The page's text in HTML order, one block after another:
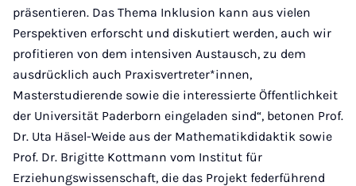
präsentieren. Das Thema Inklusion kann aus vielen
Perspektiven erforscht und diskutiert werden, auch wir
profitieren von dem intensiven Austausch, zu dem
ausdrücklich auch Praxisvertreter*innen,
Masterstudierende sowie die interessierte Öffentlichkeit
der Universität Paderborn eingeladen sind“, betonen Prof.
Dr. Uta Häsel-Weide aus der Mathematikdidaktik sowie
Prof. Dr. Brigitte Kottmann vom Institut für
Erziehungswissenschaft, die das Projekt federführend